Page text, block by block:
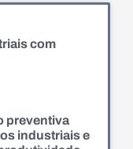
com
preventiva
industriais e